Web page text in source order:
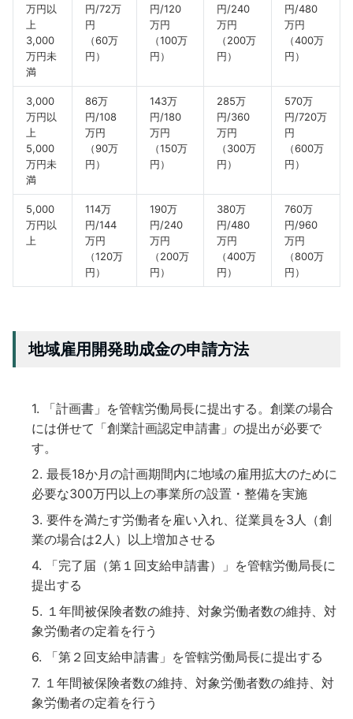
万円以
上
3,000
万円未
満
円/72万
円
（60万
円）
円/120
万円
（100万
円）
円/240
万円
（200万
円）
円/480
万円
（400万
円）
3,000
万円以
上
5,000
万円未
満
86万
円/108
万円
（90万
円）
143万
円/180
万円
（150万
円）
285万
円/360
万円
（300万
円）
570万
円/720万
円
（600万
円）
5,000
万円以
上
114万
円/144
万円
（120万
円）
190万
円/240
万円
（200万
円）
380万
円/480
万円
（400万
円）
760万
円/960
万円
（800万
円）
地域雇用開発助成金の申請方法
「計画書」を管轄労働局長に提出する。創業の場合
には併せて「創業計画認定申請書」の提出が必要で
す。
最長18か月の計画期間内に地域の雇用拡大のために
必要な300万円以上の事業所の設置・整備を実施
要件を満たす労働者を雇い入れ、従業員を3人（創
業の場合は2人）以上増加させる
「完了届（第１回支給申請書）」を管轄労働局長に
提出する
１年間被保険者数の維持、対象労働者数の維持、対
象労働者の定着を行う
「第２回支給申請書」を管轄労働局長に提出する
１年間被保険者数の維持、対象労働者数の維持、対
象労働者の定着を行う